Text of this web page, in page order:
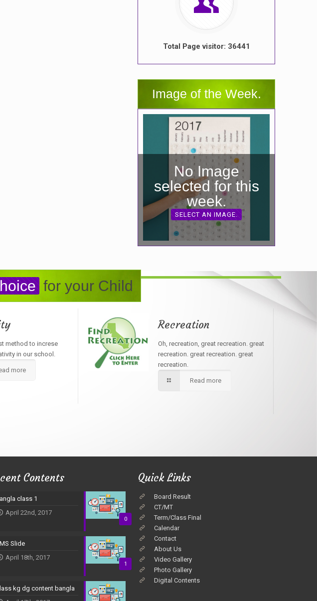
Total Page visitor: 36441
Image of the Week.
No Image
selected for this
week.
SELECT AN IMAGE.
for your Child
method to increse
in our school.
more
Recreation
Oh, recreation, great recreation. great
recreation. great recreation. great
recreation.
Read more
Contents
0
class 1
April 22nd, 2017
1
Slide
April 18th, 2017
kg dg content bangla
Quick Links
Board Result
CT/MT
Term/Class Final
Calendar
Contact
About Us
Video Gallery
Photo Gallery
Digital Contents